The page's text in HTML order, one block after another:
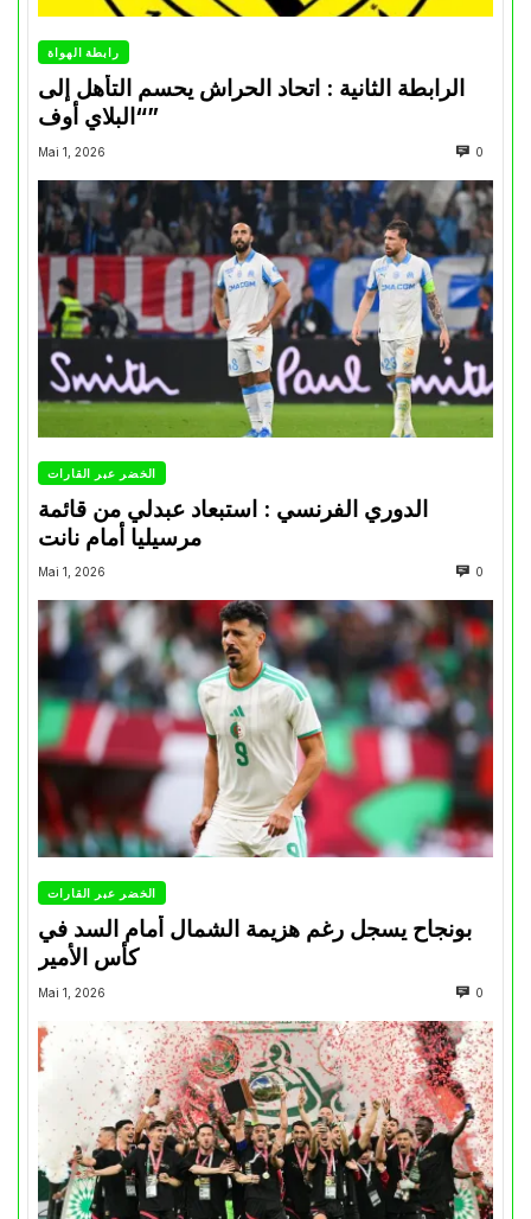
رابطة الهواة
الرابطة الثانية : اتحاد الحراش يحسم التأهل إلى
“البلاي أوف”
Mai 1, 2026 0
الخضر عبر القارات
الدوري الفرنسي : استبعاد عبدلي من قائمة
مرسيليا أمام نانت
Mai 1, 2026 0
الخضر عبر القارات
بونجاح يسجل رغم هزيمة الشمال أمام السد في
كأس الأمير
Mai 1, 2026 0